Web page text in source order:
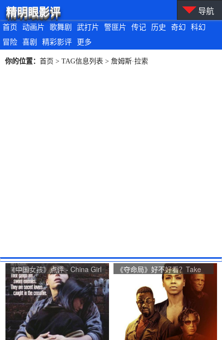
首页 动画片 歌舞剧 武打片 警匪片 传记 历史 奇幻
科幻
冒险
喜剧 精彩影评 更多
精明眼影评 导航
你的位置： 首页 > TAG信息列表 > 詹姆斯·拉索
《中国女孩》点评 - China Girl
网友评价
《夺命局》好不好看？Take
Back观众点评及剧本